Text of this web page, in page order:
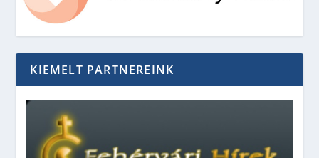
KIEMELT PARTNEREINK